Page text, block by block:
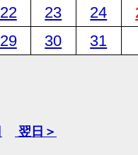
22 23 24
29 30 31
翌日＞